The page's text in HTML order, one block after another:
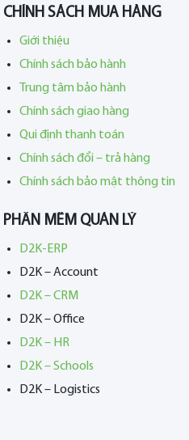
CHÍNH SÁCH MUA HÀNG
Giới thiệu
Chính sách bảo hành
Trung tâm bảo hành
Chính sách giao hàng
Qui định thanh toán
Chính sách đổi – trả hàng
Chính sách bảo mật thông tin
PHẦN MỀM QUẢN LÝ
D2K-ERP
D2K – Account
D2K – CRM
D2K – Office
D2K – HR
D2K – Schools
D2K – Logistics